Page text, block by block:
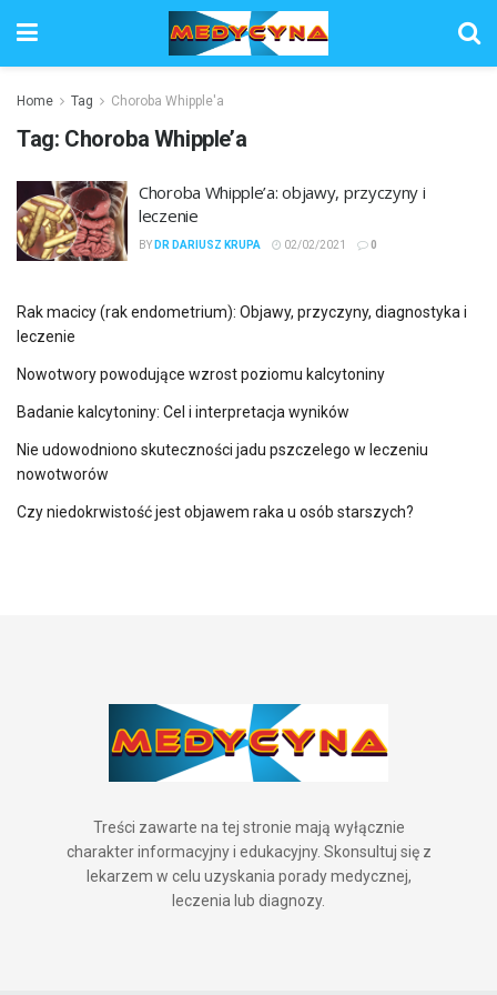
Home Tag Choroba Whipple'a
Tag: Choroba Whipple’a
Choroba Whipple’a: objawy, przyczyny i
leczenie
BY DR DARIUSZ KRUPA 02/02/2021 0
Rak macicy (rak endometrium): Objawy, przyczyny, diagnostyka i
leczenie
Nowotwory powodujące wzrost poziomu kalcytoniny
Badanie kalcytoniny: Cel i interpretacja wyników
Nie udowodniono skuteczności jadu pszczelego w leczeniu
nowotworów
Czy niedokrwistość jest objawem raka u osób starszych?
Treści zawarte na tej stronie mają wyłącznie
charakter informacyjny i edukacyjny. Skonsultuj się z
lekarzem w celu uzyskania porady medycznej,
leczenia lub diagnozy.